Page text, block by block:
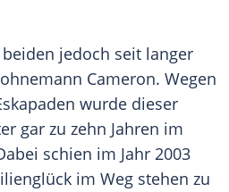
jedoch seit langer
Cameron. Wegen
wurde dieser
gar zu zehn Jahren im
schien im Jahr 2003
im Weg stehen zu